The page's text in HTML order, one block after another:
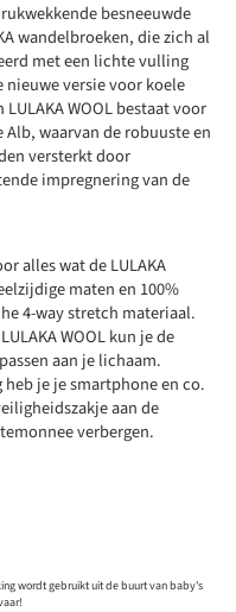
besneeuwde
wandelbroeken, die zich al
met een lichte vulling
versie voor koele
WOOL bestaat voor
waarvan de robuuste en
versterkt door
impregnering van de
alles wat de LULAKA
maten en 100%
4-way stretch materiaal.
WOOL kun je de
aan je lichaam.
je je smartphone en co.
aan de
verbergen.
wordt gebruikt uit de buurt van baby's